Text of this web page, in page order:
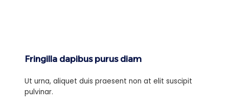
Fringilla dapibus purus diam
Ut urna, aliquet duis praesent non at elit suscipit
pulvinar.